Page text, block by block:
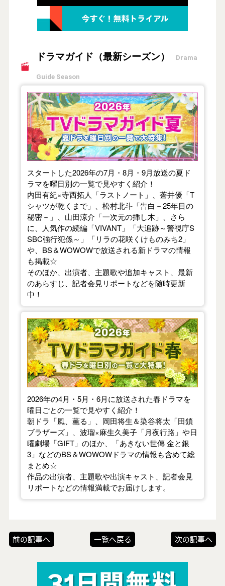
ドラマガイド（最新シーズン） Drama
Guide Season
【2026年夏】TVドラマガイド
スタートした2026年の7月・8月・9月放送の夏ド
ラマを曜日別の一覧で見やすく紹介！
内田有紀×寺西拓人「ラストノート」、蒼井優「T
シャツが乾くまで」、松村北斗「告白－25年目の
秘密－」、山田涼介「一次元の挿し木」、さら
に、人気作の続編「VIVANT」「大追跡～警視庁S
SBC強行犯係～」「リラの花咲くけものみち2」
や、BS＆WOWOWで放送される新ドラマの情報
も掲載☆
そのほか、出演者、主題歌や追加キャスト、最新
のあらすじ、記者会見リポートなどを随時更新
中！
【2026年春】TVドラマガイド
2026年の4月・5月・6月に放送された春ドラマを
曜日ごとの一覧で見やすく紹介！
朝ドラ「風、薫る」、岡田将生＆染谷将太「田鎖
ブラザーズ」、波瑠×麻生久美子「月夜行路」や日
曜劇場「GIFT」のほか、「あきない世傳 金と銀
3」などのBS＆WOWOWドラマの情報も含めて総
まとめ☆
作品の出演者、主題歌や出演キャスト、記者会見
リポートなどの情報満載でお届けします。
前の記事へ 一覧へ戻る 次の記事へ